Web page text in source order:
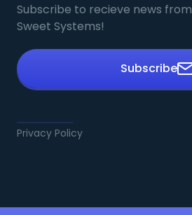
Subscribe to recieve news from
Sweet Systems!
Subscribe
Privacy Policy